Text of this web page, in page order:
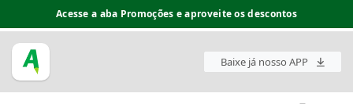
Acesse a aba Promoções e aproveite os descontos
Baixe já nosso APP